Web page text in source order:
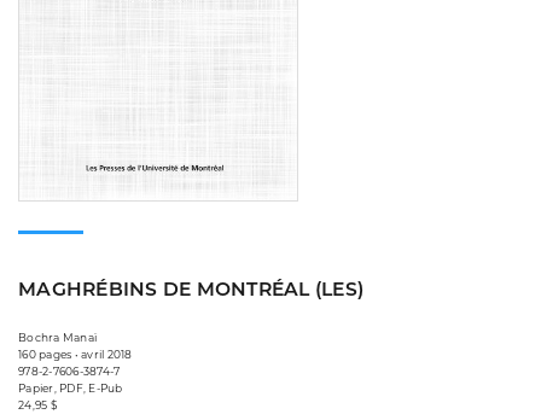
MAGHRÉBINS DE MONTRÉAL (LES)
Bochra Manaï
160 pages • avril 2018
978-2-7606-3874-7
Papier, PDF, E-Pub
24,95 $